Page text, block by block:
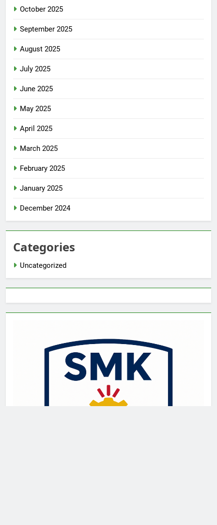
October 2025
September 2025
August 2025
July 2025
June 2025
May 2025
April 2025
March 2025
February 2025
January 2025
December 2024
Categories
Uncategorized